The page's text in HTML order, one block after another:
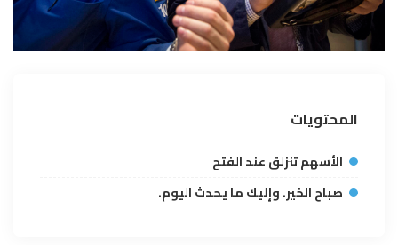
المحتويات
الأسهم تنزلق عند الفتح
صباح الخير. وإليك ما يحدث اليوم.